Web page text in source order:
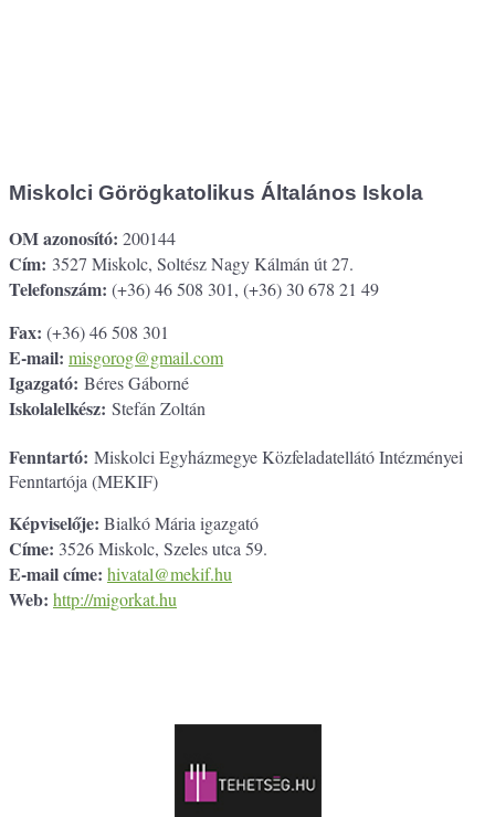
Miskolci Görögkatolikus Általános Iskola
OM azonosító: 200144
Cím: 3527 Miskolc, Soltész Nagy Kálmán út 27.
Telefonszám: (+36) 46 508 301, (+36) 30 678 21 49
Fax: (+36) 46 508 301
E-mail: misgorog@gmail.com
Igazgató: Béres Gáborné
Iskolalelkész: Stefán Zoltán
Fenntartó: Miskolci Egyházmegye Közfeladatellátó Intézményei
Fenntartója (MEKIF)
Képviselője: Bialkó Mária igazgató
Címe: 3526 Miskolc, Szeles utca 59.
E-mail címe: hivatal@mekif.hu
Web: http://migorkat.hu